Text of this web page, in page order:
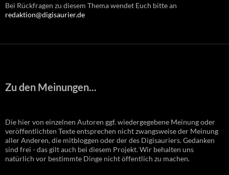
Bei Rückfragen zu diesem Thema wendet Euch bitte an
redaktion@digisaurier.de
Zu den Meinungen...
Die hier von einzelnen Autoren ggf. wiedergegebene Meinung oder
veröffentlichten Texte entsprechen nicht zwangsweise der Meinung
aller Anderen, die mitbloggen oder der des Digisauriers. Gedanken
sind frei - das gilt auch bei diesem Projekt. Wir behalten uns
natürlich vor bestimmte Dinge nicht öffentlich zu machen.